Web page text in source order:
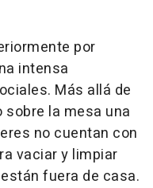
por
intensa
Más allá de
la mesa una
no cuentan con
vaciar y limpiar
fuera de casa.